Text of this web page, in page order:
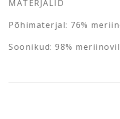
MATERJALID
Põhimaterjal: 76%
Soonikud: 98%